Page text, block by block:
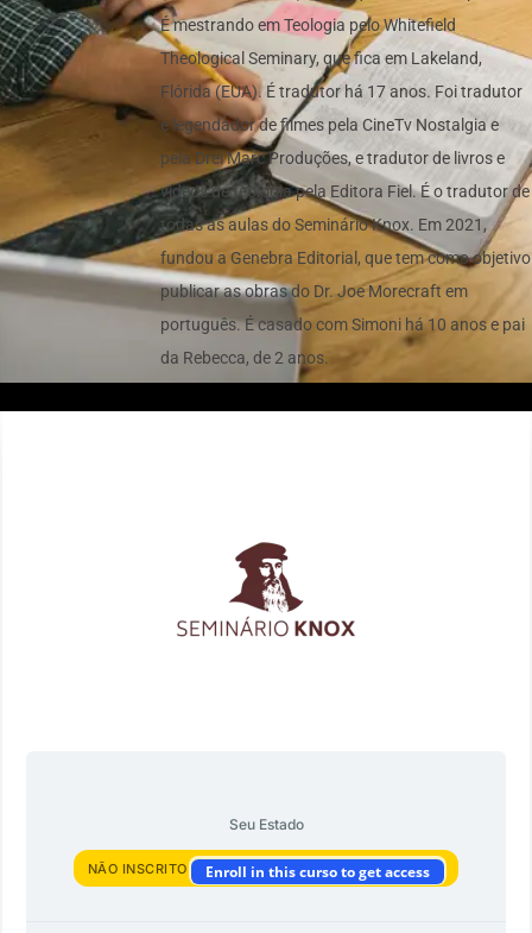
É mestrando em Teologia pelo Whitefield
Theological Seminary, que fica em Lakeland,
Flórida (EUA). É tradutor há 17 anos. Foi tradutor
e legendador de filmes pela CineTv Nostalgia e
pela Drei Marc Produções, e tradutor de livros e
vídeos de teologia pela Editora Fiel. É o tradutor de
todas as aulas do Seminário Knox. Em 2021,
fundou a Genebra Editorial, que tem como objetivo
publicar as obras do Dr. Joe Morecraft em
português. É casado com Simoni há 10 anos e pai
da Rebecca, de 2 anos.
Seu Estado
NÃO INSCRITO Enroll in this curso to get access